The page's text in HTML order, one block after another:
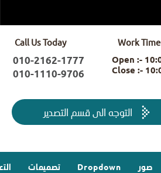
Call Us Today
010-2162-1777
010-1110-9706
Work Time
Open :-
Close :-
التوجه الى قسم التصدير
تصميمات Dropdown صور